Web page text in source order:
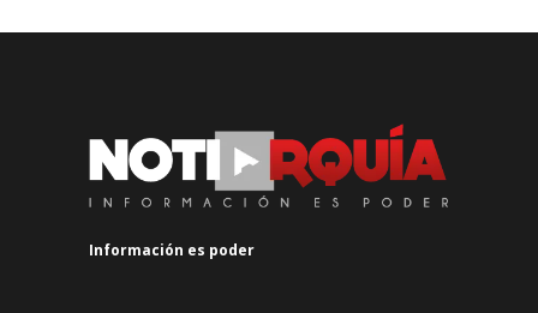
Información es poder